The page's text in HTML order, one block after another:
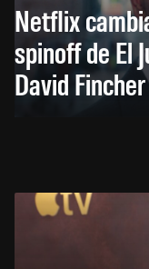
Netflix
spinoff de El
David Fincher